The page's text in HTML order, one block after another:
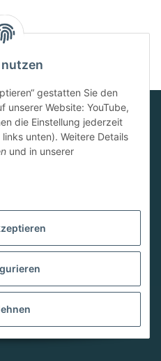
gestatten Sie den
unserer Website: YouTube,
die Einstellung jederzeit
unten). Weitere Details
und in unserer